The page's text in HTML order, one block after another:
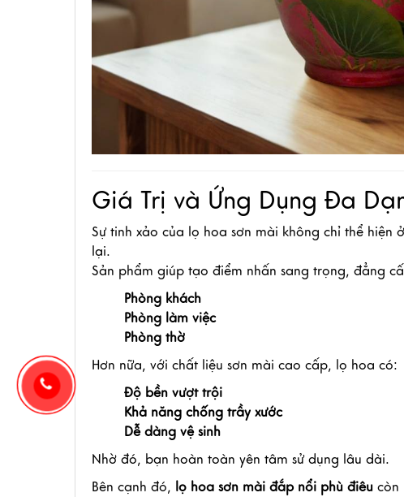
Giá Trị và Ứng Dụng Đa
Sự tinh xảo của lọ hoa sơn mài không chỉ thể
lại.
Sản phẩm giúp tạo điểm nhấn sang trọng, đẳng
Phòng khách
Phòng làm việc
Phòng thờ
Hơn nữa, với chất liệu sơn mài cao cấp, lọ hoa có:
Độ bền vượt trội
Khả năng chống trầy xước
Dễ dàng vệ sinh
Nhờ đó, bạn hoàn toàn yên tâm sử dụng lâu dài.
Bên cạnh đó, lọ hoa sơn mài đắp nổi phù điêu còn